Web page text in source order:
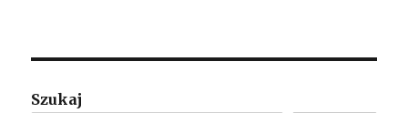
Szukaj